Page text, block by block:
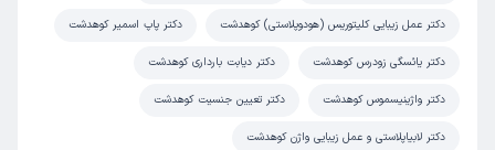
دکتر عمل زیبایی کلیتوریس (هودوپلاستی) کوهدشت دکتر پاپ اسمیر کوهدشت
دکتر یائسگی زودرس کوهدشت دکتر دیابت بارداری کوهدشت
دکتر واژینیسموس کوهدشت دکتر تعیین جنسیت کوهدشت
دکتر لابیاپلاستی و عمل زیبایی واژن کوهدشت